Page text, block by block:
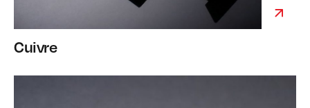
Cuivre